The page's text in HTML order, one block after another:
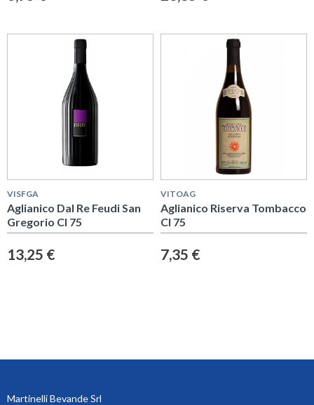
VISFGA
Aglianico Dal Re Feudi San
Gregorio Cl 75
13,25 €
VITOAG
Aglianico Riserva Tombacco
Cl 75
7,35 €
Martinelli Bevande Srl